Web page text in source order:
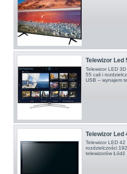
Telewizor Led
Telewizor LED
55 cali i
USB -- wynajem
Telewizor Led
Telewizor LED
rozdzielczości
telewizorów Łódź